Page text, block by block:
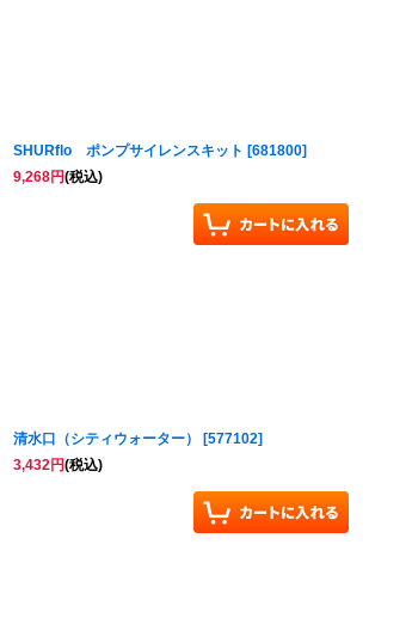
SHURflo ポンプサイレンスキット [681800]
9,268円(税込)
清水口（シティウォーター） [577102]
3,432円(税込)